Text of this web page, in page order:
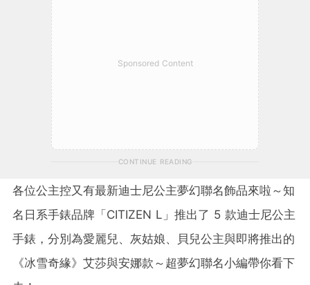
Sponsored Content
CONTINUE READING
各位公主控又有最新迪士尼公主夢幻聯名飾品來啦～知
名日系手錶品牌「CITIZEN L」推出了 5 款迪士尼公主
手錶，分別為愛麗兒、灰姑娘、貝兒公主與即將推出的
《冰雪奇緣》艾莎與安娜款～超夢幻聯名小編帶你看下